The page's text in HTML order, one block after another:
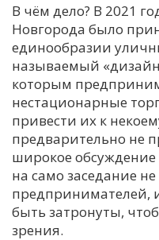
В чём дело? В 2021
Новгорода было
единообразии
называемый
которым
нестационарные
привести их к
предварительно не
широкое обсуждение
на само заседание
предпринимателей,
быть затронуты,
зрения.